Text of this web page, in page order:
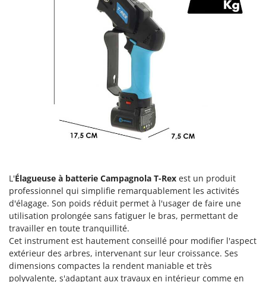
Groupes électrogènes
Gyrobroyeurs à lame pour tracteur
Haches - Cognées et Hachettes
Hachoirs à viande
Lave-vitres
Lieuses électriques pour vignes
M
Machines à pâtes
Machines pour la transformation des fruits
Energy Gruppi
Enotecnica Pillan
Eurosystems
F
FAC
Fama Industrie
Famag
Famur
L'Élagueuse à batterie Campagnola T-Rex est un produit
professionnel qui simplifie remarquablement les activités
d'élagage. Son poids réduit permet à l'usager de faire une
utilisation prolongée sans fatiguer le bras, permettant de
travailler en toute tranquillité.
Cet instrument est hautement conseillé pour modifier l'aspect
extérieur des arbres, intervenant sur leur croissance. Ses
dimensions compactes la rendent maniable et très
polyvalente, s'adaptant aux travaux en intérieur comme en